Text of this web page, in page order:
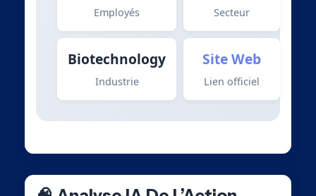
Employés Secteur
Biotechnology
Industrie
Site Web
Lien officiel